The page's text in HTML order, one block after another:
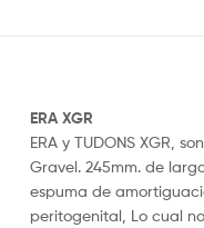
ERA XGR
ERA y TUDONS XGR,
Gravel. 245mm. de
espuma de
peritogenital, Lo cual